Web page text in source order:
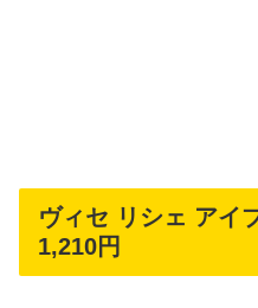
ヴィセ リシェ アイ
1,210円